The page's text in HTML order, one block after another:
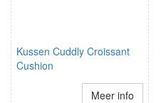
Kussen Cuddly Croissant
Cushion
Meer info